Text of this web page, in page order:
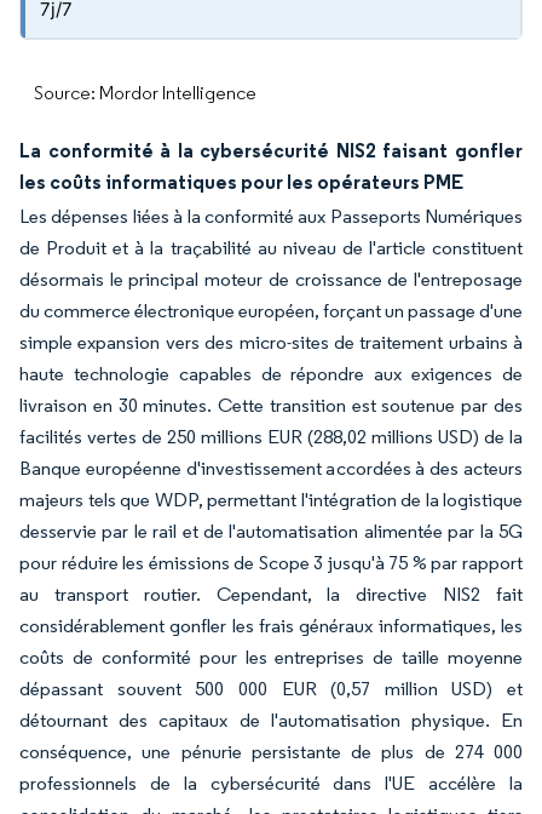
7j/7
Source: Mordor Intelligence
La conformité à la cybersécurité NIS2 faisant gonfler
les coûts informatiques pour les opérateurs PME
Les dépenses liées à la conformité aux Passeports Numériques
de Produit et à la traçabilité au niveau de l'article constituent
désormais le principal moteur de croissance de l'entreposage
du commerce électronique européen, forçant un passage d'une
simple expansion vers des micro-sites de traitement urbains à
haute technologie capables de répondre aux exigences de
livraison en 30 minutes. Cette transition est soutenue par des
facilités vertes de 250 millions EUR (288,02 millions USD) de la
Banque européenne d'investissement accordées à des acteurs
majeurs tels que WDP, permettant l'intégration de la logistique
desservie par le rail et de l'automatisation alimentée par la 5G
pour réduire les émissions de Scope 3 jusqu'à 75 % par rapport
au transport routier. Cependant, la directive NIS2 fait
considérablement gonfler les frais généraux informatiques, les
coûts de conformité pour les entreprises de taille moyenne
dépassant souvent 500 000 EUR (0,57 million USD) et
détournant des capitaux de l'automatisation physique. En
conséquence, une pénurie persistante de plus de 274 000
professionnels de la cybersécurité dans l'UE accélère la